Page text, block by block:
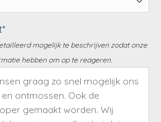
mogelijk te beschrijven zodat onze
hebben om op te reageren.